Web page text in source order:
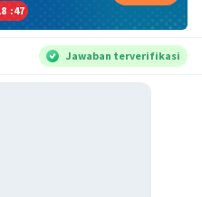
:46
Jawaban terverifikasi